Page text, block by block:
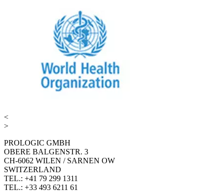
<
>
PROLOGIC GMBH
OBERE BALGENSTR. 3
CH-6062 WILEN / SARNEN OW
SWITZERLAND
TEL.: +41 79 299 1311
TEL.: +33 493 6211 61